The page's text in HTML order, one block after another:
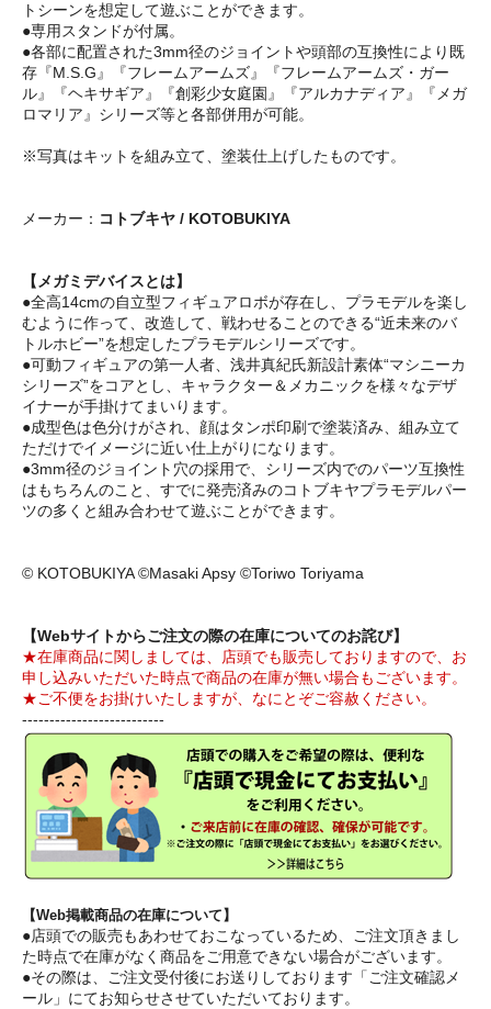
トシーンを想定して遊ぶことができます。
●専用スタンドが付属。
●各部に配置された3mm径のジョイントや頭部の互換性により既
存『M.S.G』『フレームアームズ』『フレームアームズ・ガー
ル』『ヘキサギア』『創彩少女庭園』『アルカナディア』『メガ
ロマリア』シリーズ等と各部併用が可能。
※写真はキットを組み立て、塗装仕上げしたものです。
メーカー： コトブキヤ / KOTOBUKIYA
【メガミデバイスとは】
●全高14cmの自立型フィギュアロボが存在し、プラモデルを楽し
むように作って、改造して、戦わせることのできる“近未来のバ
トルホビー”を想定したプラモデルシリーズです。
●可動フィギュアの第一人者、浅井真紀氏新設計素体“マシニーカ
シリーズ”をコアとし、キャラクター＆メカニックを様々なデザ
イナーが手掛けてまいります。
●成型色は色分けがされ、顔はタンポ印刷で塗装済み、組み立て
ただけでイメージに近い仕上がりになります。
●3mm径のジョイント穴の採用で、シリーズ内でのパーツ互換性
はもちろんのこと、すでに発売済みのコトブキヤプラモデルパー
ツの多くと組み合わせて遊ぶことができます。
© KOTOBUKIYA ©Masaki Apsy ©Toriwo Toriyama
【Webサイトからご注文の際の在庫についてのお詫び】
★在庫商品に関しましては、店頭でも販売しておりますので、お
申し込みいただいた時点で商品の在庫が無い場合もございます。
★ご不便をお掛けいたしますが、なにとぞご容赦ください。
--------------------------
【Web掲載商品の在庫について】
●店頭での販売もあわせておこなっているため、ご注文頂きまし
た時点で在庫がなく商品をご用意できない場合がございます。
●その際は、ご注文受付後にお送りしております「ご注文確認メ
ール」にてお知らせさせていただいております。